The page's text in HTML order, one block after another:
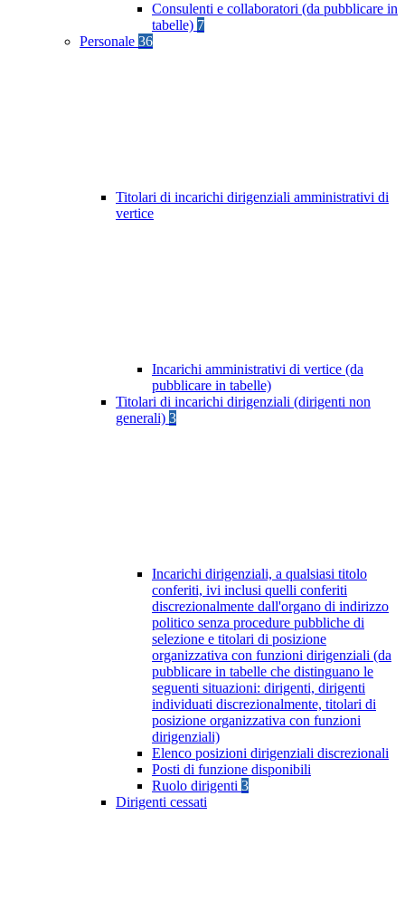
Consulenti e collaboratori (da pubblicare in
tabelle) 7
Personale 36
Titolari di incarichi dirigenziali amministrativi di
vertice
Incarichi amministrativi di vertice (da
pubblicare in tabelle)
Titolari di incarichi dirigenziali (dirigenti non
generali) 3
Incarichi dirigenziali, a qualsiasi titolo
conferiti, ivi inclusi quelli conferiti
discrezionalmente dall'organo di indirizzo
politico senza procedure pubbliche di
selezione e titolari di posizione
organizzativa con funzioni dirigenziali (da
pubblicare in tabelle che distinguano le
seguenti situazioni: dirigenti, dirigenti
individuati discrezionalmente, titolari di
posizione organizzativa con funzioni
dirigenziali)
Elenco posizioni dirigenziali discrezionali
Posti di funzione disponibili
Ruolo dirigenti 3
Dirigenti cessati